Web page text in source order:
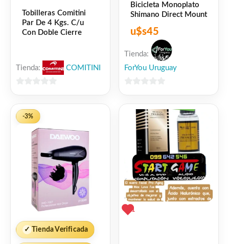
Tobilleras Comitini
Par De 4 Kgs. C/u
Con Doble Cierre
Tienda: COMITINI
5
Bicicleta Monoplato
Shimano Direct Mount
u$s45
Tienda:
ForYou Uruguay
-3%
✓ Tienda Verificada
1